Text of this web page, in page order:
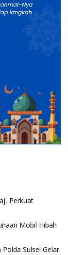
Perkuat
Mobil Hibah
Sulsel Gelar